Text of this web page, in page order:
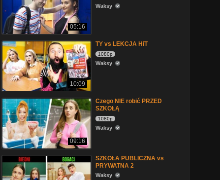
05:16
Waksy
10:09
TY vs LEKCJA HiT
1080p
Waksy
09:16
Czego NIE robić PRZED
SZKOŁĄ
1080p
Waksy
SZKOŁA PUBLICZNA vs
PRYWATNA 2
Waksy